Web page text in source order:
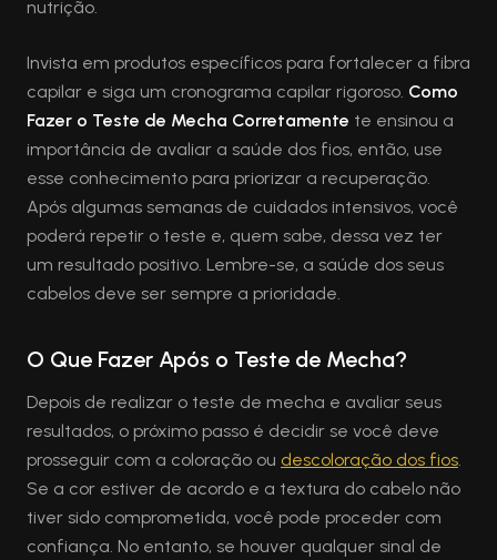
nutrição.
Invista em produtos específicos para fortalecer a fibra
capilar e siga um cronograma capilar rigoroso. Como
Fazer o Teste de Mecha Corretamente te ensinou a
importância de avaliar a saúde dos fios, então, use
esse conhecimento para priorizar a recuperação.
Após algumas semanas de cuidados intensivos, você
poderá repetir o teste e, quem sabe, dessa vez ter
um resultado positivo. Lembre-se, a saúde dos seus
cabelos deve ser sempre a prioridade.
O Que Fazer Após o Teste de Mecha?
Depois de realizar o teste de mecha e avaliar seus
resultados, o próximo passo é decidir se você deve
prosseguir com a coloração ou descoloração dos fios.
Se a cor estiver de acordo e a textura do cabelo não
tiver sido comprometida, você pode proceder com
confiança. No entanto, se houver qualquer sinal de